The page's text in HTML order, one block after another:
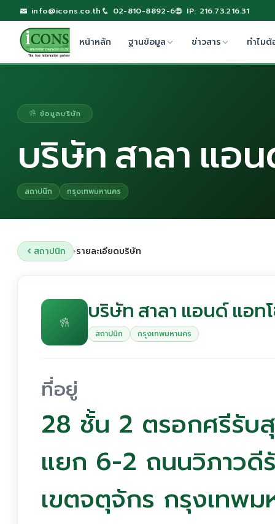
info@icons.co.th 02-810-8892-6 IP: 216.73.216.31
หน้าหลัก ฐานข้อมูล ข่าวสาร ทำไมต้
ข้อมูลบริษัท
บริษัท สาลา แอ
สถาปนิก กรุงเทพมหานคร
สถาปนิก ›รายละเอียดบริษัท
บริษัท สาลา แอนด์ แอท
สถาปนิก กรุงเทพมหานคร
ที่อยู่
28 ชั้น 2 ตรอกศรีรับ
แยก 6-2 ถนนวิภาวดี
เขตจตุจักร กรุงเทพ